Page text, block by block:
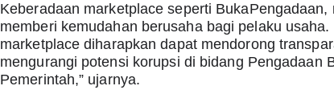
Keberadaan marketplace seperti
memberi kemudahan berusaha bagi pelaku usaha.
marketplace diharapkan dapat mendorong
mengurangi potensi korupsi di bidang Pengadaan
Pemerintah,” ujarnya.